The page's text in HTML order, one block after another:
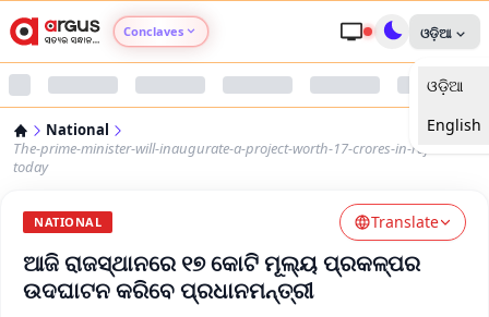
Conclaves
Argus Nari Shakti
Argus Health Connect
ଓଡ଼ିଆ
ଓଡ଼ିଆ
English
National
The-prime-minister-will-inaugurate-a-project-worth-17-crores-in-rajasthan-
today
NATIONAL Translate
ଆଜି ରାଜସ୍ଥାନରେ ୧୭ କୋଟି ମୂଲ୍ୟ ପ୍ରକଳ୍ପର
ଉଦଘାଟନ କରିବେ ପ୍ରଧାନମନ୍ତ୍ରୀ